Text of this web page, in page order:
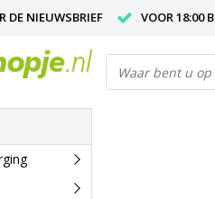
DE NIEUWSBRIEF VOOR 18:00